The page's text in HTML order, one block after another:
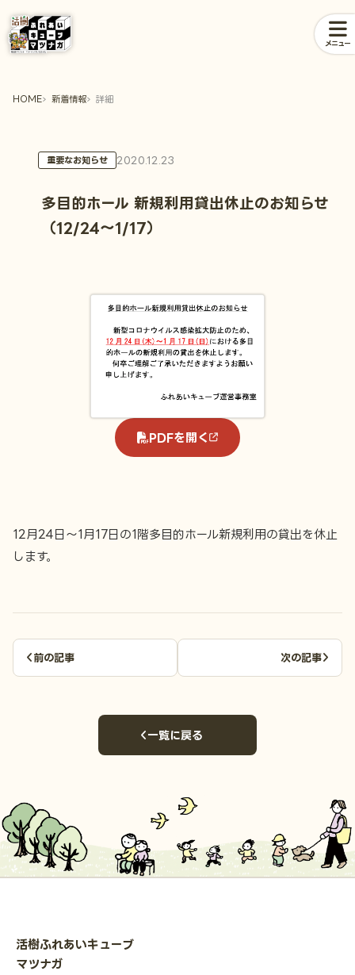
メニュー
HOME 新着情報 詳細
重要なお知らせ 2020.12.23
多目的ホール 新規利用貸出休止のお知らせ
（12/24～1/17）
PDFを開く
12月24日～1月17日の1階多目的ホール新規利用の貸出を休止
します。
前の記事 次の記事
一覧に戻る
活樹ふれあいキューブ
マツナガ